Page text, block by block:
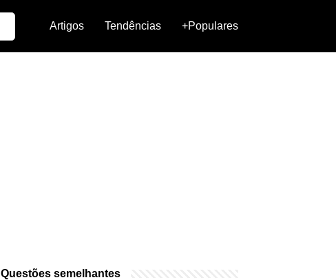
Artigos Tendências +Populares
Questões semelhantes